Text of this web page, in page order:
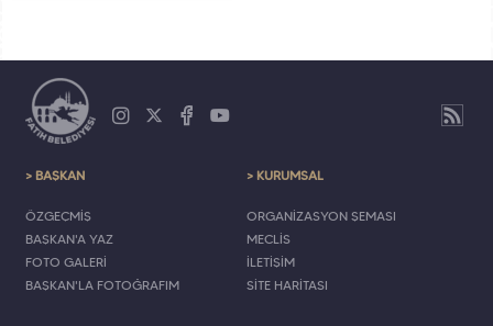
> BAŞKAN
ÖZGEÇMİŞ
BAŞKAN'A YAZ
FOTO GALERİ
BAŞKAN'LA FOTOĞRAFIM
> KURUMSAL
ORGANİZASYON ŞEMASI
MECLİS
İLETİŞİM
SİTE HARİTASI